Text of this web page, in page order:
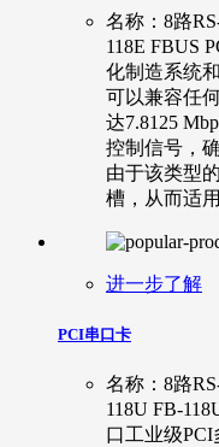
名称：8路
118E FBUS
化制造系统
可以兼容任
达7.8125
控制信号，
由于该类型
槽，从而适
进一步了解
PCI串口卡
名称：8路
118U FB-
口工业级